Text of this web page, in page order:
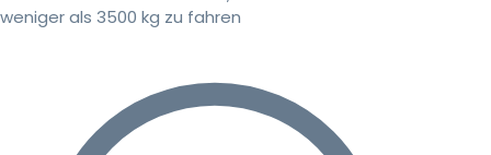
weniger als 3500 kg zu fahren